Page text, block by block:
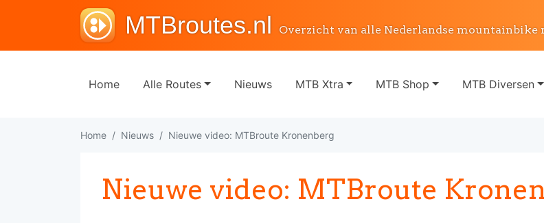
MTBroutes.nl Overzicht van alle Nederlandse mountainbike
Home Alle Routes Nieuws MTB Xtra MTB Shop MTB Diversen
Home Nieuws Nieuwe video: MTBroute Kronenberg
Nieuwe video: MTBroute